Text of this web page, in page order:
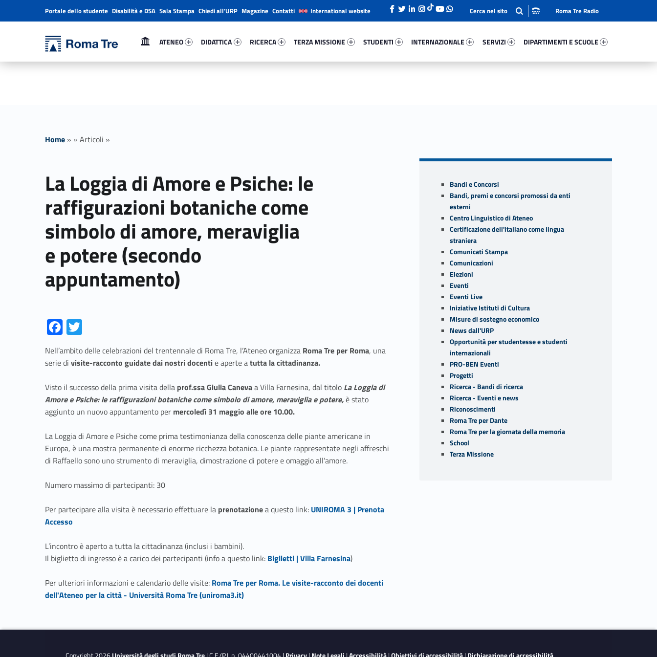
Primary Menu
ATENEO
DIDATTICA
RICERCA
TERZA MISSIONE
STUDENTI
INTERNAZIONALE
SERVIZI
DIPARTIMENTI E SCUOLE
Header info sidebar
Portale dello studente Disabilità e DSA Sala Stampa Chiedi all’URP Magazine Contatti International website Roma Tre Radio
Home » » Articoli »
La Loggia di Amore e Psiche: le
raffigurazioni botaniche come
simbolo di amore, meraviglia
e potere (secondo
appuntamento)
Fa
ce
b
o
k
w
itt
er
Nell’ambito delle celebrazioni del trentennale di Roma Tre, l’Ateneo organizza Roma Tre per Roma, una
serie di visite-racconto guidate dai nostri docentie aperte atutta la cittadinanza.
Visto il successo della prima visita della prof.ssa Giulia Canevaa Villa Farnesina, dal titolo La Loggia di
Amore e Psiche: le raffigurazioni botaniche come simbolo di amore, meraviglia e potere,è stato
aggiunto un nuovo appuntamento per mercoledì 31 maggio alle ore 10.00.
La Loggia di Amore e Psiche come prima testimonianza della conoscenza delle piante americane in
Europa, è una mostra permanente di enorme ricchezza botanica. Le piante rappresentate negli affreschi
di Raffaello sono uno strumento di meraviglia, dimostrazione di potere e omaggio all’amore.
Numero massimo di partecipanti: 30
Per partecipare alla visita è necessario effettuare la prenotazionea questo link: Link identifier #identifier__66615-1
UNIROMA 3 | Prenota
Accesso
L’incontro è aperto a tutta la cittadinanza (inclusi i bambini).
Il biglietto di ingresso è a carico dei partecipanti (info a questo link: Link identifier #identifier__99789-2
Biglietti | Villa Farnesina)
Per ulteriori informazioni e calendario delle visite: Link identifier #identifier__88010-3
Roma Tre per Roma. Le visite-racconto dei docenti
dell'Ateneo per la città - Università Roma Tre (uniroma3.it)
Sidebar Bandi e Concorsi
Bandi, premi e concorsi promossi da enti
esterni
Centro Linguistico di Ateneo
Certificazione dell'italiano come lingua
straniera
Comunicati Stampa
Comunicazioni
Elezioni
Eventi
Eventi Live
Iniziative Istituti di Cultura
Misure di sostegno economico
News dall'URP
Opportunità per studentesse e studenti
internazionali
PRO-BEN Eventi
Progetti
Ricerca - Bandi di ricerca
Ricerca - Eventi e news
Riconoscimenti
Roma Tre per Dante
Roma Tre per la giornata della memoria
School
Terza Missione